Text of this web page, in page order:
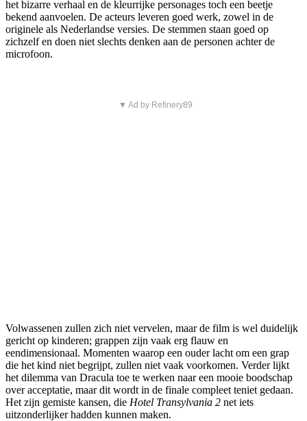
het bizarre verhaal en de kleurrijke personages toch een beetje
bekend aanvoelen. De acteurs leveren goed werk, zowel in de
originele als Nederlandse versies. De stemmen staan goed op
zichzelf en doen niet slechts denken aan de personen achter de
microfoon.
▼ Ad by Refinery89
Volwassenen zullen zich niet vervelen, maar de film is wel duidelijk
gericht op kinderen; grappen zijn vaak erg flauw en
eendimensionaal. Momenten waarop een ouder lacht om een grap
die het kind niet begrijpt, zullen niet vaak voorkomen. Verder lijkt
het dilemma van Dracula toe te werken naar een mooie boodschap
over acceptatie, maar dit wordt in de finale compleet teniet gedaan.
Het zijn gemiste kansen, die Hotel Transylvania 2 net iets
uitzonderlijker hadden kunnen maken.